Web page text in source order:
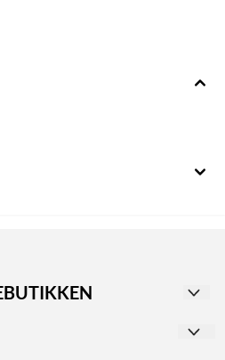
og herreklær.